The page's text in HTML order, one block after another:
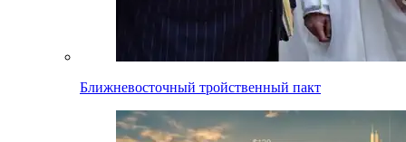
Ближневосточный тройственный пакт